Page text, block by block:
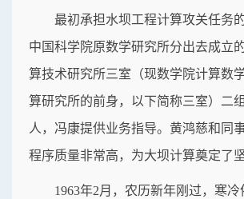
最初承担水坝工程计算攻关任务
中国科学院原数学研究所分出去成立
算技术研究所三室（现数学院计算数
算研究所的前身，以下简称三室）二
人，冯康提供业务指导。黄鸿慈和同
程序质量非常高，为大坝计算奠定了
1963年2月，农历新年刚过，寒